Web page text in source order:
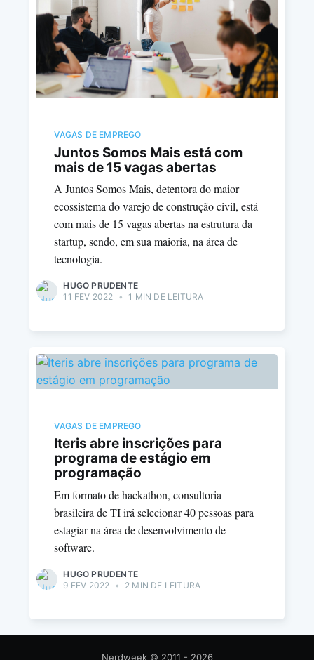
VAGAS DE EMPREGO
Juntos Somos Mais está com
mais de 15 vagas abertas
A Juntos Somos Mais, detentora do maior
ecossistema do varejo de construção civil, está
com mais de 15 vagas abertas na estrutura da
startup, sendo, em sua maioria, na área de
tecnologia.
HUGO PRUDENTE
11 FEV 2022 • 1 MIN DE LEITURA
VAGAS DE EMPREGO
Iteris abre inscrições para
programa de estágio em
programação
Em formato de hackathon, consultoria
brasileira de TI irá selecionar 40 pessoas para
estagiar na área de desenvolvimento de
software.
HUGO PRUDENTE
9 FEV 2022
• 2 MIN DE LEITURA
Nerdweek© 2011 - 2026